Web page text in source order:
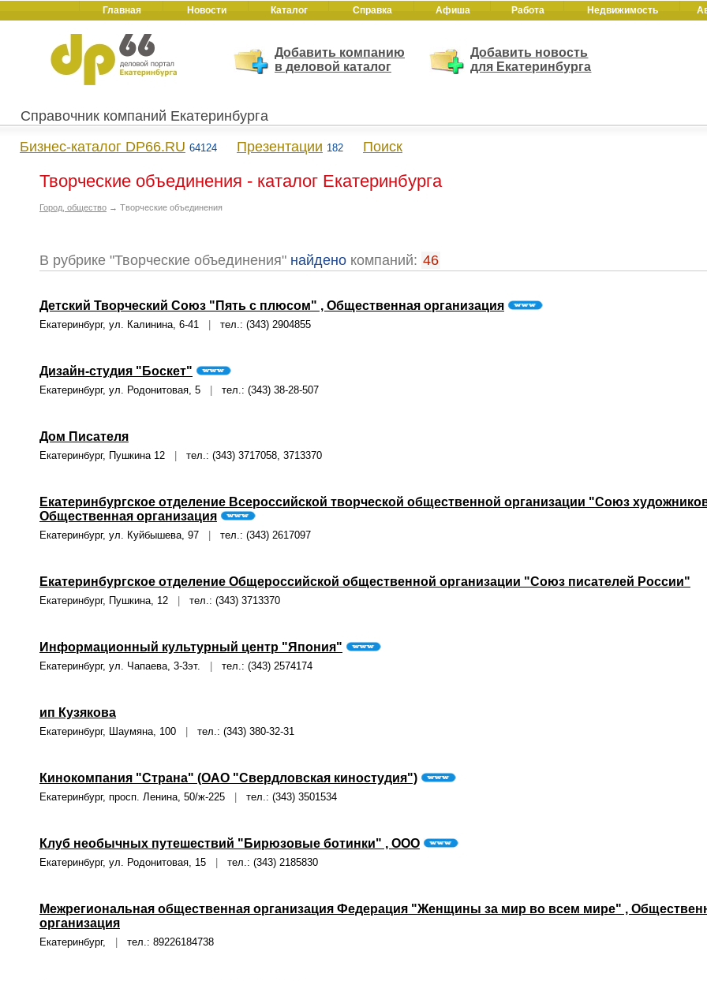
Главная Новости Каталог Справка Афиша Работа Недвижимость
Добавить компанию
в деловой каталог
Добавить новость
для Екатеринбурга
Справочник компаний Екатеринбурга
Бизнес-каталог DP66.RU 64124 Презентации 182 Поиск
Творческие объединения - каталог Екатеринбурга
Город, общество → Творческие объединения
В рубрике "Творческие объединения" найдено компаний: 46
Детский Творческий Союз "Пять с плюсом" , Общественная организация
Екатеринбург, ул. Калинина, 6-41 тел.: (343) 2904855
Дизайн-студия "Боскет"
Екатеринбург, ул. Родонитовая, 5 тел.: (343) 38-28-507
Дом Писателя
Екатеринбург, Пушкина 12 тел.: (343) 3717058, 3713370
Екатеринбургское отделение Всероссийской творческой общественной организации "Союз
Общественная организация
Екатеринбург, ул. Куйбышева, 97 тел.: (343) 2617097
Екатеринбургское отделение Общероссийской общественной организации "Союз писателей России"
Екатеринбург, Пушкина, 12 тел.: (343) 3713370
Информационный культурный центр "Япония"
Екатеринбург, ул. Чапаева, 3-3эт. тел.: (343) 2574174
ип Кузякова
Екатеринбург, Шаумяна, 100 тел.: (343) 380-32-31
Кинокомпания "Страна" (ОАО "Свердловская киностудия")
Екатеринбург, просп. Ленина, 50/ж-225 тел.: (343) 3501534
Клуб необычных путешествий "Бирюзовые ботинки" , ООО
Екатеринбург, ул. Родонитовая, 15 тел.: (343) 2185830
Межрегиональная общественная организация Федерация "Женщины за мир во всем мире" ,
организация
Екатеринбург, тел.: 89226184738